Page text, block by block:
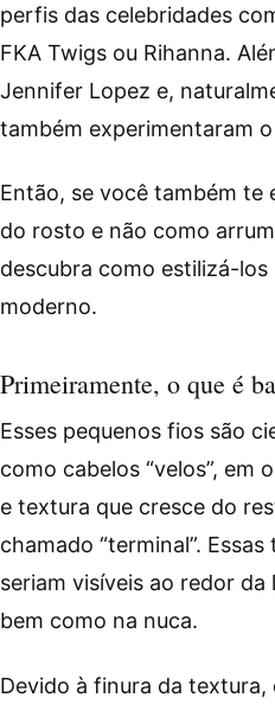
perfis das celebridades
FKA Twigs ou Rihanna.
Jennifer Lopez e,
também experimentaram
Então, se você também te
do rosto e não como
descubra como estilizá-los
moderno.
Primeiramente, o que é
Esses pequenos fios são
como cabelos “velos”, em
e textura que cresce do
chamado “terminal”.
seriam visíveis ao redor
bem como na nuca.
Devido à finura da textura,